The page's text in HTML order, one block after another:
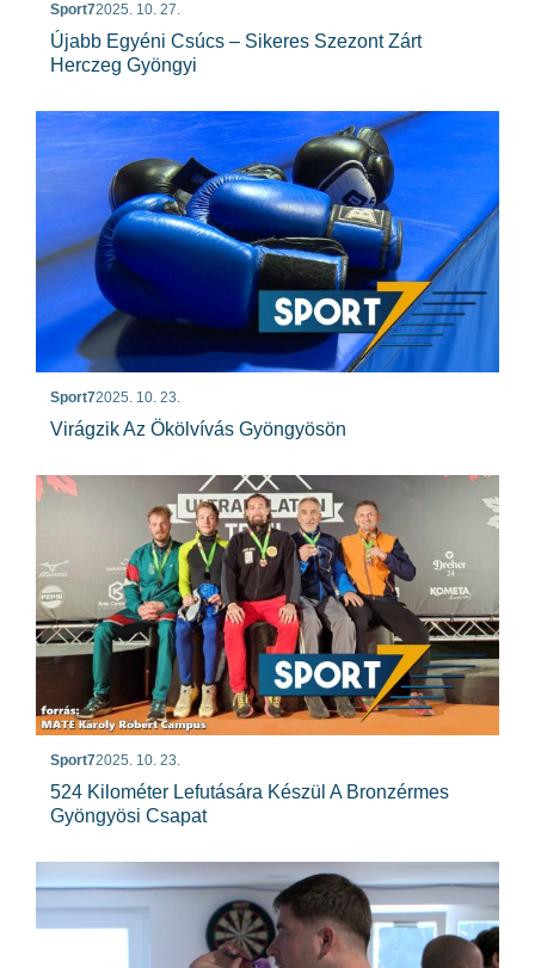
Sport72025. 10. 27.
Újabb Egyéni Csúcs – Sikeres Szezont Zárt
Herczeg Gyöngyi
Sport72025. 10. 23.
Virágzik Az Ökölvívás Gyöngyösön
Sport72025. 10. 23.
524 Kilométer Lefutására Készül A Bronzérmes
Gyöngyösi Csapat